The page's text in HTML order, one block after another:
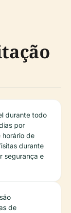
durante todo
por
horário de
durante
segurança e
de